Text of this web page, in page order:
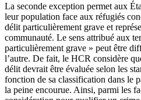
La seconde exception permet aux
leur population face aux réfugiés
délit particulièrement grave et
communauté. Le sens attribué aux
particulièrement grave » peut être
l’autre. De fait, le HCR considère
délit devrait être évaluée selon les
fonction de sa classification dans le
la peine encourue. Ainsi, parmi les